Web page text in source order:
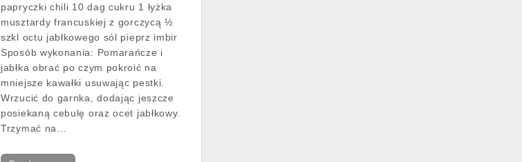
papryczki chili 10 dag cukru 1 łyżka
musztardy francuskiej z gorczycą ½
szkl octu jabłkowego sól pieprz imbir
Sposób wykonania: Pomarańcze i
jabłka obrać po czym pokroić na
mniejsze kawałki usuwając pestki.
Wrzucić do garnka, dodając jeszcze
posiekaną cebulę oraz ocet jabłkowy.
Trzymać na…